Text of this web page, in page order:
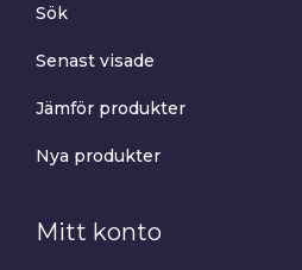
Sök
Senast visade
Jämför produkter
Nya produkter
Mitt konto